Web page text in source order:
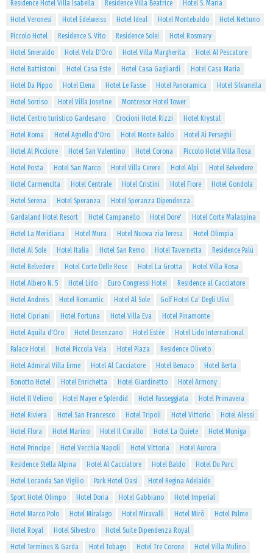
Residence Hotel Villa Isabella
Residence Villa Beatrice
Hotel S. Maria
Hotel Veronesi
Hotel Edelweiss Hotel Ideal Hotel Montebaldo
Hotel Nettuno
Piccolo Hotel
Residence S. Vito Residence Solei
Hotel Rosmary
Hotel Smeraldo
Hotel Vela D'Oro Hotel Villa Margherita
Hotel Al Pescatore
Hotel Battistoni
Hotel Casa Este Hotel Casa Gagliardi
Hotel Casa Maria
Hotel Da Pippo
Hotel Elena Hotel Le Fasse Hotel Panoramica
Hotel Silvanella
Hotel Sorriso
Hotel Villa Josefine
Montresor Hotel Tower
Hotel Centro turistico Gardesano
Crocioni Hotel Rizzi
Hotel Krystal
Hotel Roma
Hotel Agnello d'Oro Hotel Monte Baldo
Hotel Ai Perseghi
Hotel Al Piccione
Hotel San Valentino Hotel Corona
Piccolo Hotel Villa Rosa
Hotel Posta
Hotel San Marco Hotel Villa Cerere Hotel Alpi
Hotel Belvedere
Hotel Carmencita
Hotel Centrale Hotel Cristini Hotel Fiore
Hotel Gondola
Hotel Serena
Hotel Speranza
Hotel Speranza Dipendenza
Gardaland Hotel Resort
Hotel Campanello Hotel Dore'
Hotel Corte Malaspina
Hotel La Meridiana
Hotel Mura Hotel Nuova zia Teresa
Hotel Olimpia
Hotel Al Sole
Hotel Italia Hotel San Remo Hotel Tavernetta
Residence Palù
Hotel Belvedere
Hotel Corte Delle Rose Hotel La Grotta
Hotel Villa Rosa
Hotel Albero N. 5
Hotel Lido Euro Congressi Hotel
Residence al Cacciatore
Hotel Andreis
Hotel Romantic Hotel Al Sole
Golf Hotel Ca' Degli Ulivi
Hotel Cipriani
Hotel Fortuna Hotel Villa Eva
Hotel Pinamonte
Hotel Aquila d'Oro
Hotel Desenzano Hotel Estée
Hotel Lido International
Palace Hotel
Hotel Piccola Vela Hotel Plaza
Residence Oliveto
Hotel Admiral Villa Erme
Hotel Al Cacciatore Hotel Benaco
Hotel Berta
Bonotto Hotel
Hotel Enrichetta Hotel Giardinetto
Hotel Armony
Hotel Il Veliero
Hotel Mayer e Splendid Hotel Passeggiata
Hotel Primavera
Hotel Riviera
Hotel San Francesco Hotel Tripoli Hotel Vittorio
Hotel Alessi
Hotel Flora
Hotel Marino Hotel Il Corallo Hotel La Quiete
Hotel Moniga
Hotel Principe
Hotel Vecchia Napoli Hotel Vittoria
Hotel Aurora
Residence Stella Alpina
Hotel Al Cacciatore Hotel Baldo
Hotel Du Parc
Hotel Locanda San Vigilio
Park Hotel Oasi
Hotel Regina Adelaide
Sport Hotel Olimpo
Hotel Doria Hotel Gabbiano
Hotel Imperial
Hotel Marco Polo
Hotel Miralago Hotel Miravalli Hotel Mirò
Hotel Palme
Hotel Royal
Hotel Silvestro
Hotel Suite Dipendenza Royal
Hotel Terminus & Garda
Hotel Tobago Hotel Tre Corone
Hotel Villa Mulino